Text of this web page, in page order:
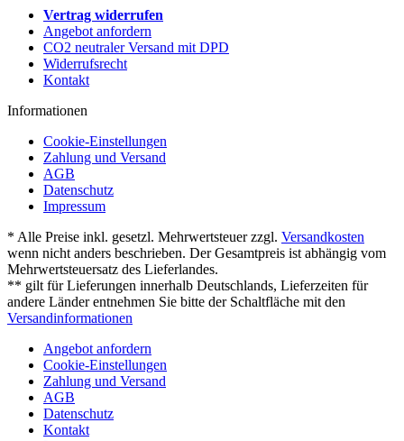
Vertrag widerrufen
Angebot anfordern
CO2 neutraler Versand mit DPD
Widerrufsrecht
Kontakt
Informationen
Cookie-Einstellungen
Zahlung und Versand
AGB
Datenschutz
Impressum
* Alle Preise inkl. gesetzl. Mehrwertsteuer zzgl. Versandkosten
wenn nicht anders beschrieben. Der Gesamtpreis ist abhängig vom
Mehrwertsteuersatz des Lieferlandes.
** gilt für Lieferungen innerhalb Deutschlands, Lieferzeiten für
andere Länder entnehmen Sie bitte der Schaltfläche mit den
Versandinformationen
Angebot anfordern
Cookie-Einstellungen
Zahlung und Versand
AGB
Datenschutz
Kontakt